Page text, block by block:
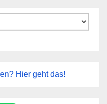
Hier geht das!